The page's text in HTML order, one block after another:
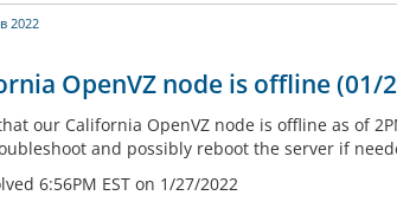
2022
OpenVZ node is offline (01/
our California OpenVZ node is offline as of
and possibly reboot the server if
6:56PM EST on 1/27/2022